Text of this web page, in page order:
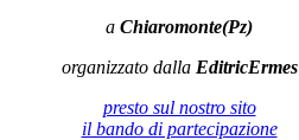
a Chiaromonte(Pz)
organizzato dalla EditricErmes
presto sul nostro sito
il bando di partecipazione